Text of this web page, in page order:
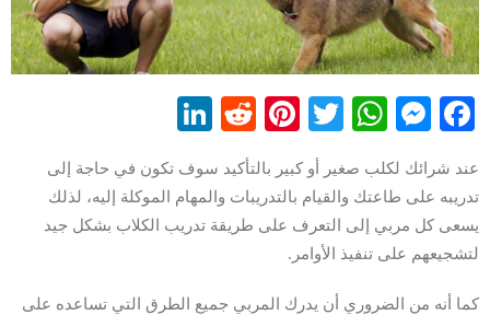
Facebook
Messenger
WhatsApp
Twitter
Pinterest
Reddit
عند شرائك لكلب صغير أو كبير بالتأكيد سوف تكون في حاجة إلى
تدريبه على طاعتك والقيام بالتدريبات والمهام الموكلة إليه، لذلك
يسعى كل مربي إلى التعرف على طريقة تدريب الكلاب بشكل جيد
لتشجيعهم على تنفيذ الأوامر.
كما أنه من الضروري أن يدرك المربي جميع الطرق التي تساعده على